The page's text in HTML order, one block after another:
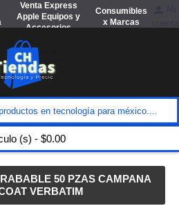
Venta Express
Apple Equipos y
Accesorios
Consumibles
x Marcas
(s) - $0.00
50 PZAS CAMPANA
VERBATIM